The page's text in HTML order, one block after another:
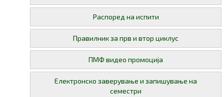
Распоред на испити
Правилник за прв и втор циклус
ПМФ видео промоција
Електронско заверување и запишување на
семестри